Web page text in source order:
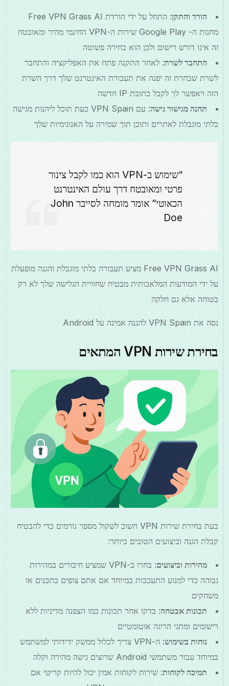
הורד והתקן
: התחל על ידי הורדת Free VPN Grass AI
מחנות ה- Google Play שירות ה-VPN החינמי מהיר ומאובטח
זה אינו דורש רישום ולכן הוא בחירה פשוטה
התחבר לשרת: לאחר התקנה פתח את האפליקציה והתחבר
לשרת שבחרת זה יפנה את תעבורת האינטרנט שלך דרך השרת
הזה ויאפשר לך לקבל כתובת IP חדשה
תהנה מגישור גישה
: עם VPN Spain כעת תוכל ליהנות מגישה
בלתי מוגבלת לאתרים ותוכן תוך שמירה על האנונימיות שלך
“שימוש ב-VPN הוא כמו לקבל צינור
פרטי ומאובטח דרך עולם האינטרנט
הכאוטי” אומר מומחה לסייבר John
Doe
Free VPN Grass AI מציע תעבורה בלתי מוגבלת והגנה מופעלת
על ידי המודעות המלאכותית מבטיח שחוויית הגלישה שלך לא רק
בטוחה אלא גם חלקה
נסה את VPN Spain להגנה אמינה על Android
בחירת שירות VPN המתאים
בעת בחירת שירות VPN חשוב לשקול מספר גורמים כדי להבטיח
קבלת הגנה וביצועים הטובים ביותר:
מהירות וביצועים
: בחרו ב-VPN שמציע חיבורים במהירות
גבוהה כדי למנוע התעכבות במיוחד אם אתם צופים בתכנים או
משחקים
תכונות אבטחה: בדקו אחר תכונות כמו הצפנה מדיניות ללא
רישומים ומתגי הריגה אוטומטיים
נוחות בשימוש
: ה-VPN צריך לכלול ממשק ידידותי למשתמש
במיוחד עבור משתמשי Android שרוצים גישה מהירה וקלה
תמיכה לקוחות: שירות לקוחות אמין יכול להיות קריטי אם